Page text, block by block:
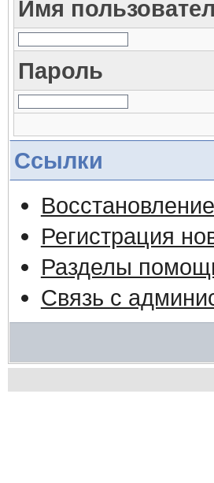
Имя
Пароль
Ссылки
Регистрация
Разделы
Связь с